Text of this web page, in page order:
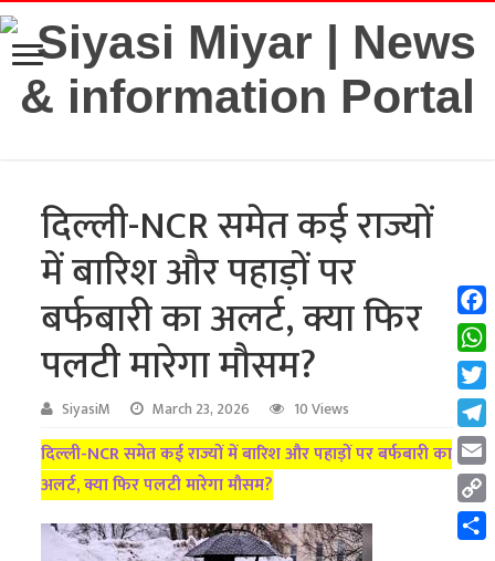
दिल्ली-NCR समेत कई राज्यों
में बारिश और पहाड़ों पर
बर्फबारी का अलर्ट, क्या फिर
पलटी मारेगा मौसम?
SiyasiM March 23, 2026 10 Views
दिल्ली-NCR समेत कई राज्यों में बारिश और पहाड़ों पर बर्फबारी का
अलर्ट, क्या फिर पलटी मारेगा मौसम?
Copy
Link